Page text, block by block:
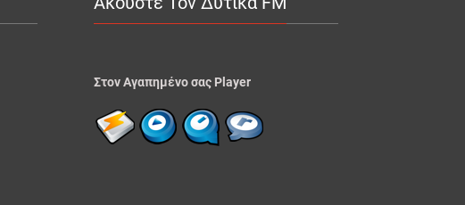
Στον Αγαπημένο σας Player